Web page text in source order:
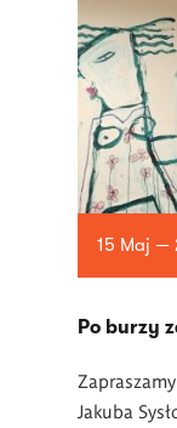
15 Maj —
Po burzy
Jakuba